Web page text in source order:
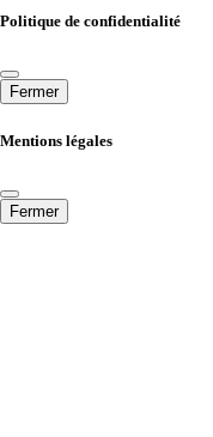
Politique de confidentialité
Fermer
Mentions légales
Fermer